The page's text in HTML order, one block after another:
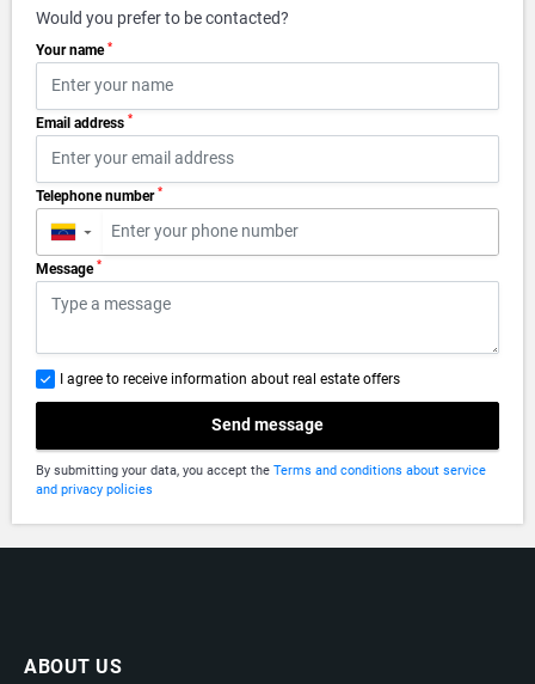
Would you prefer to be contacted?
Your name *
Email address *
Telephone number *
▼
Message *
I agree to receive information about real estate offers
Send message
By submitting your data, you accept the Terms and conditions about service
and privacy policies
ABOUT US